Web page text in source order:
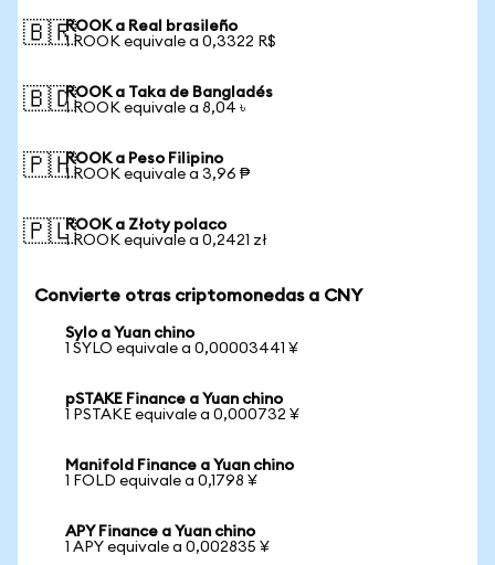
🇧🇷ROOK a Real brasileño
1 ROOK equivale a 0,3322 R$
🇧🇩ROOK a Taka de Bangladés
1 ROOK equivale a 8,04 ৳
🇵🇭ROOK a Peso Filipino
1 ROOK equivale a 3,96 ₱
🇵🇱ROOK a Złoty polaco
1 ROOK equivale a 0,2421 zł
Convierte otras criptomonedas a CNY
Sylo a Yuan chino
1 SYLO equivale a 0,00003441 ¥
pSTAKE Finance a Yuan chino
1 PSTAKE equivale a 0,000732 ¥
Manifold Finance a Yuan chino
1 FOLD equivale a 0,1798 ¥
APY Finance a Yuan chino
1 APY equivale a 0,002835 ¥